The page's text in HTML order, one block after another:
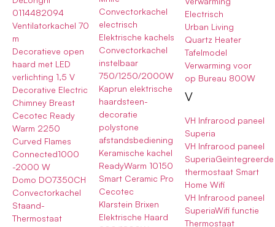
0114482094
Ventilatorkachel 70
m
Decoratieve open
haard met LED
verlichting 1,5 V
Decorative Electric
Chimney Breast
Cecotec Ready
Warm 2250
Curved Flames
Connected1000
-2000 W
Domo DO7350CH
Convectorkachel
Staand-
Thermostaat
Convectorkachel
electrisch
Elektrische kachels
Convectorkachel
instelbaar
750/1250/2000W
Kaprun elektrische
haardsteen-
decoratie
polystone
afstandsbediening
Keramische kachel
ReadyWarm 10150
Smart Ceramic Pro
Cecotec
Klarstein Brixen
Elektrische Haard
Electrisch
Urban Living
Quartz Heater
Tafelmodel
Verwarming voor
op Bureau 800W
V
VH Infrarood paneel
Superia
VH Infrarood paneel
SuperiaGeïntegreerde
thermostaat Smart
Home Wifi
VH Infrarood paneel
SuperiaWifi functie
Thermostaat